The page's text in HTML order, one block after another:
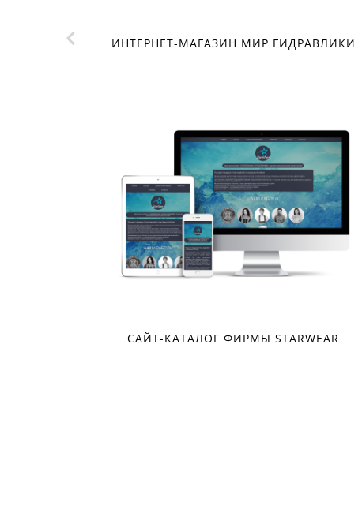
ИНТЕРНЕТ-МАГАЗИН МИР ГИДРАВЛИКИ
САЙТ-КАТАЛОГ ФИРМЫ STARWEAR